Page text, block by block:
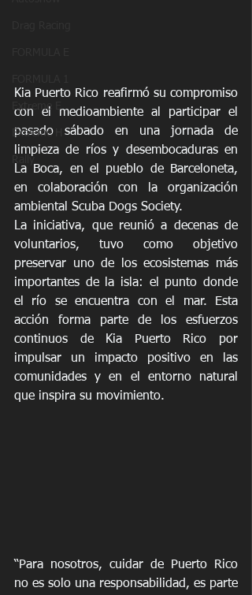
Extreme E
Extreme H
Kia Puerto Rico reafirmó su compromiso
con el medioambiente al participar el
pasado sábado en una jornada de
limpieza de ríos y desembocaduras en
La Boca, en el pueblo de Barceloneta,
en colaboración con la organización
ambiental Scuba Dogs Society.
La iniciativa, que reunió a decenas de
voluntarios, tuvo como objetivo
preservar uno de los ecosistemas más
importantes de la isla: el punto donde
el río se encuentra con el mar. Esta
acción forma parte de los esfuerzos
continuos de Kia Puerto Rico por
impulsar un impacto positivo en las
comunidades y en el entorno natural
que inspira su movimiento.
“Para nosotros, cuidar de Puerto Rico
no es solo una responsabilidad, es parte